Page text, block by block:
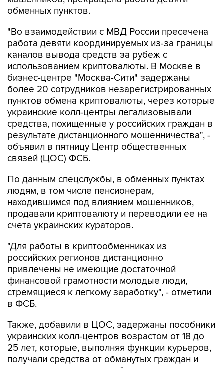
"Во взаимодействии с МВД России пресечена
каналов вывода средств за рубеж с
использованием криптовалюты. В Москве в
бизнес-центре "Москва-Сити" задержаны
более 20 сотрудников незарегистрированных
пунктов обмена криптовалюты, через которые
украинские колл-центры легализовывали
средства, похищенные у российских граждан в
результате дистанционного мошенничества", -
объявил в пятницу Центр общественных
связей (ЦОС) ФСБ.
По данным спецслужбы, в обменных пунктах
находившимся под влиянием мошенников,
продавали криптовалюту и переводили ее на
счета украинских кураторов.
"Для работы в криптообменниках из
привлечены не имеющие достаточной
финансовой грамотности молодые люди,
стремящиеся к легкому заработку", - отметили
в ФСБ.
Также, добавили в ЦОС, задержаны пособники
25 лет, которые, выполняя функции курьеров,
получали средства от обманутых граждан и
передавали их в криптообменники для
дальнейшего направления на Украину.